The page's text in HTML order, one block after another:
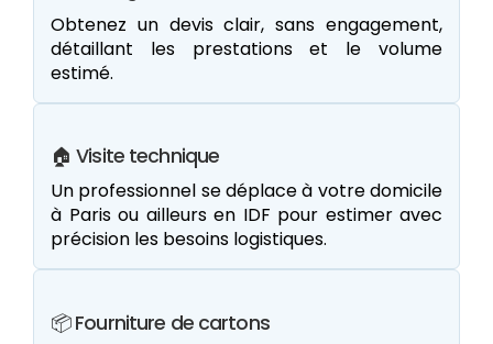
Obtenez un devis clair, sans engagement,
détaillant les prestations et le volume
estimé.
🏠 Visite technique
Un professionnel se déplace à votre domicile
à Paris ou ailleurs en IDF pour estimer avec
précision les besoins logistiques.
📦 Fourniture de cartons